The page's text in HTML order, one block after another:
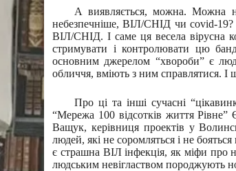
А виявляється, можна. Можна
небезпечніше, ВІЛ/СНІД чи covid-19?
ВІЛ/СНІД. І саме ця весела вірусна
стримувати і контролювати цю
основним джерелом “хвороби” є
обличчя, вміють з ним справлятися.
Про ці та інші сучасні
“Мережа 100 відсотків життя Рівне”
Ващук, керівниця проектів у
людей, які не соромляться і не
є страшна ВІЛ інфекція, як міфи про
людським невіглаством породжують